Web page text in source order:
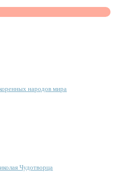
народов мира
Чудотворца